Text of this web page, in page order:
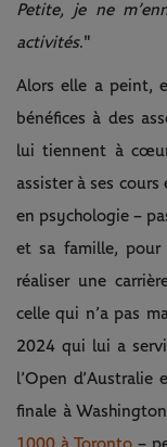
Petite, je ne
activités."
Alors elle a peint,
bénéfices à des
lui tiennent à
assister à ses
en psychologie –
et sa famille, pour
réaliser une
celle qui n’a pas
2024 qui lui a
l’Open
finale à